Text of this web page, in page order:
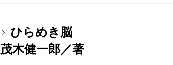
ひらめき脳
茂木健一郎／著